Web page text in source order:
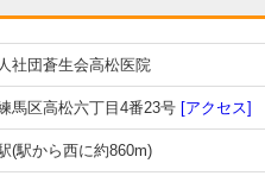
社団蒼生会高松医院
馬区高松六丁目4番23号 [アクセス]
(駅から西に約860m)